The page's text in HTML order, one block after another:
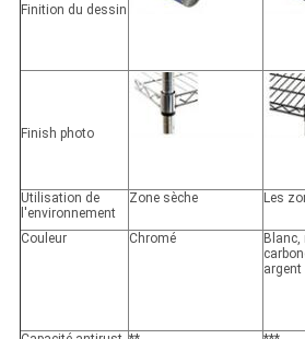
Finition du dessin
Finish photo
Utilisation de
l'environnement
Zone sèche Les
Couleur Chromé
argent